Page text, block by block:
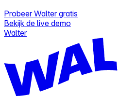
Probeer Walter gratis
Bekijk de live demo
Walter